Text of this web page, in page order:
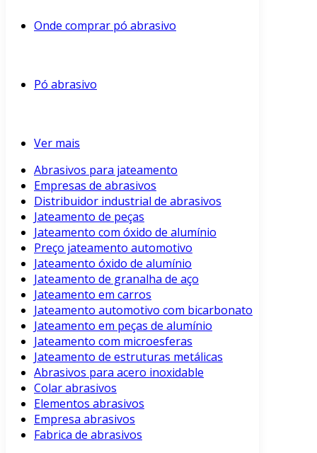
Onde comprar pó abrasivo
Pó abrasivo
Ver mais
Abrasivos para jateamento
Empresas de abrasivos
Distribuidor industrial de abrasivos
Jateamento de peças
Jateamento com óxido de alumínio
Preço jateamento automotivo
Jateamento óxido de alumínio
Jateamento de granalha de aço
Jateamento em carros
Jateamento automotivo com bicarbonato
Jateamento em peças de alumínio
Jateamento com microesferas
Jateamento de estruturas metálicas
Abrasivos para acero inoxidable
Colar abrasivos
Elementos abrasivos
Empresa abrasivos
Fabrica de abrasivos